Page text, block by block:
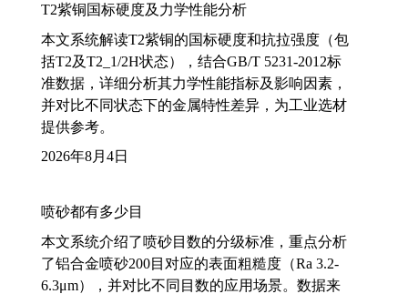
T2紫铜国标硬度及力学性能分析
本文系统解读T2紫铜的国标硬度和抗拉强度（包
括T2及T2_1/2H状态），结合GB/T 5231-2012标
准数据，详细分析其力学性能指标及影响因素，
并对比不同状态下的金属特性差异，为工业选材
提供参考。
2026年8月4日
喷砂都有多少目
本文系统介绍了喷砂目数的分级标准，重点分析
了铝合金喷砂200目对应的表面粗糙度（Ra 3.2-
6.3μm），并对比不同目数的应用场景。数据来